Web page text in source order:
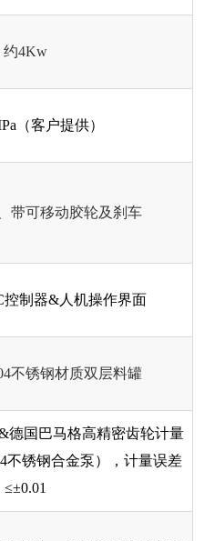
约4Kw
（客户提供）
带可移动胶轮及刹车
控制器&人机操作界面
不锈钢材质双层料罐
德国巴马格高精密齿轮计量
不锈钢合金泵），计量误差
≤±0.01